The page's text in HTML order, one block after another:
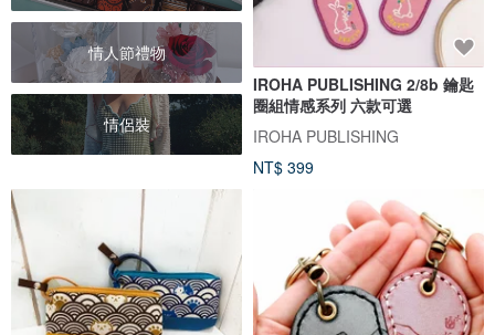
情人節禮物
情侶裝
IROHA PUBLISHING 2/8b 鑰匙
圈組情感系列 六款可選
IROHA PUBLISHING
NT$ 399